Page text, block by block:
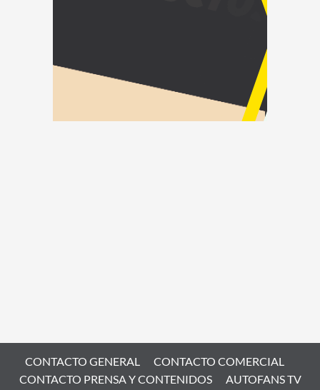
CONTACTO GENERAL
CONTACTO COMERCIAL
CONTACTO PRENSA Y CONTENIDOS
AUTOFANS TV